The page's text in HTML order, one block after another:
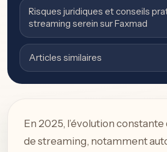
Risques juridiques et conseils
streaming serein sur Faxmad
Articles similaires
En 2025, l’évolution
de streaming, notamment